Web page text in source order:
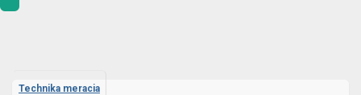
Technika meracia